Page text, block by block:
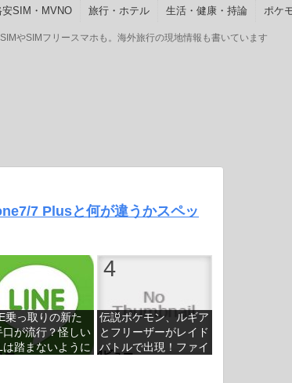
安SIM・MVNO 旅行・ホテル 生活・健康・持論 ポケ
やSIMフリースマホも。海外旅行の現地情報も書いています
7 Plusと何が違うかスペッ
乗っ取りの新た
口が流行？怪しい
は踏まないように
ー
伝説ポケモン、ルギア
とフリーザーがレイド
バトルで出現！ファイ
4ビュー